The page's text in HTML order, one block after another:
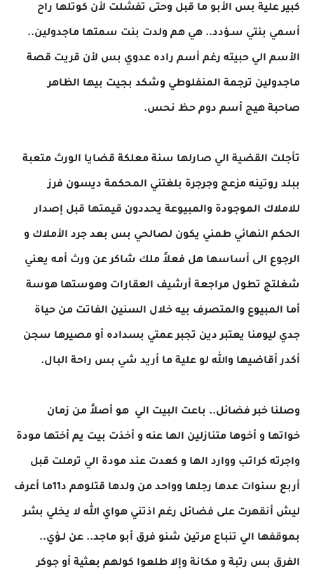
كبير علية بس الأبو ما قبل وحتى تفشلت لأن كوتلها راح
أسمي بنتي سـؤدد.. هي هم ولدت بنت سمتها ماجدولين..
الأسم الي حبيته رغم أسم راده عدوي بس لأن قريت قصة
ماجدولين ترجمة المنفلوطي وشكد بجيت بيها الظاهر
صاحبة هيج أسم دوم حظ نحس.
تأجلت القضية الي صارلها سنة معلكة قضايا الورث متعبة
ببلد روتينه مزعج وجرجرة بلغتني المحكمة ديسون فرز
للاملاك الموجودة والمبيوعة يحددون قيمتها قبل إصدار
الحكم النهائي طمني يكون لصالحي بس بعد جرد الأملاك و
الرجوع الى أساسها هل فعلاً ملك شاكر عن ورث أمه يعني
شغلتج تطول مراجعة أرشيف العقارات وهوستها هوسة
أما المبيوع والمتصرف بيه خلال السنين الفاتت من حياة
جدي ليومنا يعتبر دين تجبر عمتي بسداده أو مصيرها سجن
أكدر أقاضيها والله لو علية ما أريد شي بس راحة البال.
وصلنا خبر فضائل.. باعت البيت الي هو أصلاً من زمان
خواتها و أخوها متنازلين الها عنه و أخذت بيت يم أختها مودة
واجرته كراتب ووارد الها و كعدت عند مودة الي ترملت قبل
أربع سنوات عدها رجلها وواحد من ولدها قتلوهم د11ما أعرف
ليش أنقهرت على فضائل رغم اذتني هواي الله لا يخلي بشر
بموقفها الي تنباع مرتين شنو فرق أبو ماجد.. عن لـؤي..
الفرق بس رتبة و مكانة وإلا طلعوا كولهم بعثية أو جوكر